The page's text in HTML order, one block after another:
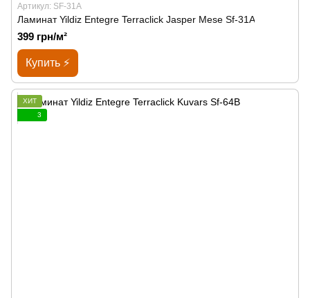
Артикул: SF-31A
Ламинат Yildiz Entegre Terraclick Jasper Mese Sf-31A
399 грн/м²
Купить ⚡
ХИТ
3